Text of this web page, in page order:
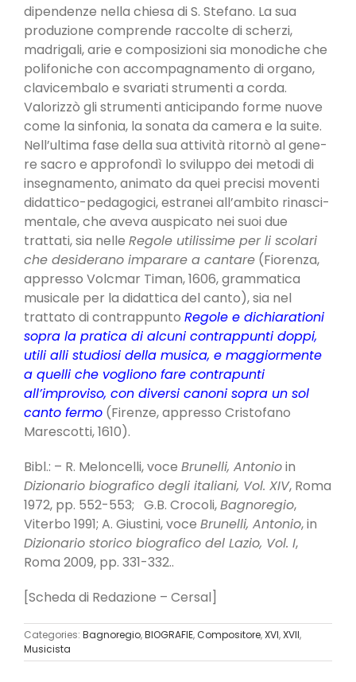
dipendenze nella chiesa di S. Stefano. La sua
produzione comprende raccolte di scherzi,
madrigali, arie e composizioni sia mono­diche che
polifoniche con accompagnamento di organo,
clavicembalo e svariati strumenti a corda.
Valorizzò gli strumenti anticipando forme nuove
come la sinfonia, la sonata da camera e la suite.
Nell’ultima fase della sua attività ritornò al gene­
re sacro e approfondì lo sviluppo dei metodi di
insegnamento, animato da quei precisi moventi
di­dattico-pedagogici, estranei all’ambito rinasci­
mentale, che aveva auspicato nei suoi due
trattati, sia nelle Regole utilissime per li scolari
che desi­derano imparare a cantare (Fiorenza,
appresso Volcmar Timan, 1606, grammatica
musicale per la didattica del canto), sia nel
trattato di contrappun­to Regole e dichiarationi
sopra la pratica di alcu­ni contrappunti doppi,
utili alli studiosi della mu­sica, e maggiormente
a quelli che vogliono fare contrapunti
all’improviso, con diversi canoni so­pra un sol
canto fermo (Firenze, appresso Cristofano
Marescotti, 1610).
Bibl.: – R. Meloncelli, voce Brunelli, Antonioin
Dizionario biografico degli italiani, Vol. XIV, Roma
1972, pp. 552-553; G.B. Crocoli,Bagnoregio,
Viterbo 1991; A. Giustini, voce Brunelli, Antonio, in
Dizionario storico biografico del Lazio, Vol. I,
Roma 2009, pp. 331-332..
[Scheda di Redazione – Cersal]
Categories: Bagnoregio,BIOGRAFIE,Compositore,XVI,XVII,
Musicista